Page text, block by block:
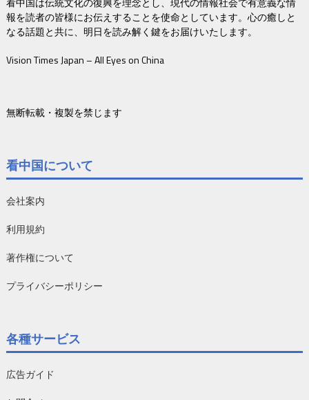
報を読者の皆様にお伝えすることを使命としています。心の癒しと
なる話題と共に、明日を読み解く鍵をお届けいたします。
Vision Times Japan – All Eyes on China
無断転載・複製を禁じます
看中国について
会社案内
利用規約
著作権について
プライバシーポリシー
各種サービス
広告ガイド